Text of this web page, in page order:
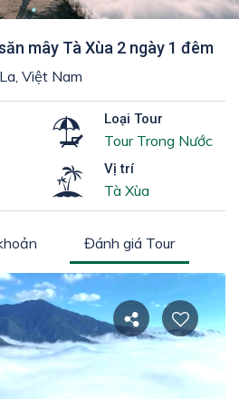
mây Tà Xùa 2 ngày 1 đêm
Việt Nam
Loại Tour
Tour Trong Nước
Vị trí
Tà Xùa
Đánh giá Tour